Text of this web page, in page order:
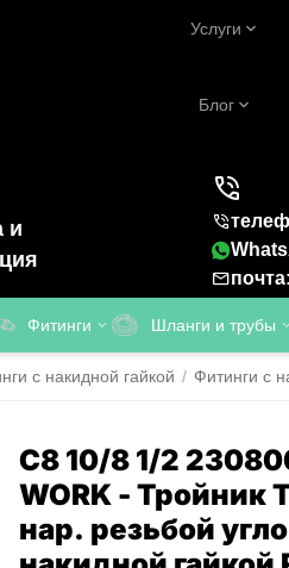
Услуги
Блог
и
Фитинги Шланги и трубы
с накидной гайкой / Фитинги с
С8 10/8 1/2
WORK - Тройник
нар. резьбой